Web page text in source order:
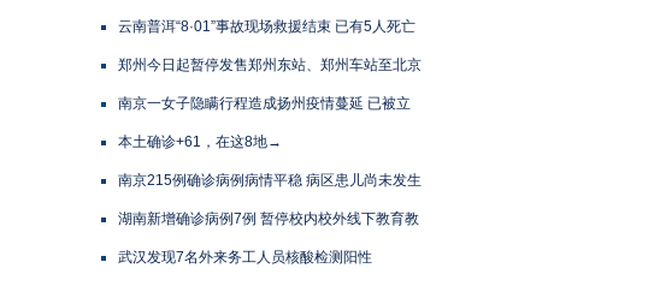
云南普洱“8·01”事故现场救援结束 已有5人死亡
郑州今日起暂停发售郑州东站、郑州车站至北京
南京一女子隐瞒行程造成扬州疫情蔓延 已被立
本土确诊+61，在这8地→
南京215例确诊病例病情平稳 病区患儿尚未发生
湖南新增确诊病例7例 暂停校内校外线下教育教
武汉发现7名外来务工人员核酸检测阳性